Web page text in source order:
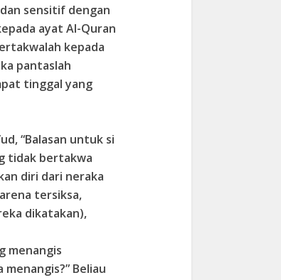
sensitif dengan
ayat Al-Quran
kepada
pantaslah
tinggal yang
“Balasan untuk si
tidak bertakwa
diri dari neraka
tersiksa,
dikatakan),
menangis
Beliau